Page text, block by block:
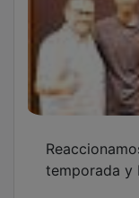
temporada y